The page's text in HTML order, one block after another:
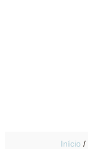
Início /